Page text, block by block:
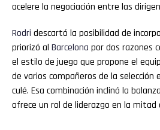
acelere la negociación entre las
Rodri descartó la posibilidad de
priorizó al Barcelona por dos razones
el estilo de juego que propone el
de varios compañeros de la selección
culé. Esa combinación inclinó la
ofrece un rol de liderazgo en la mitad